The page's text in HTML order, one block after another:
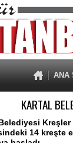
ANA
KARTAL
Kreşler
14 kreşte